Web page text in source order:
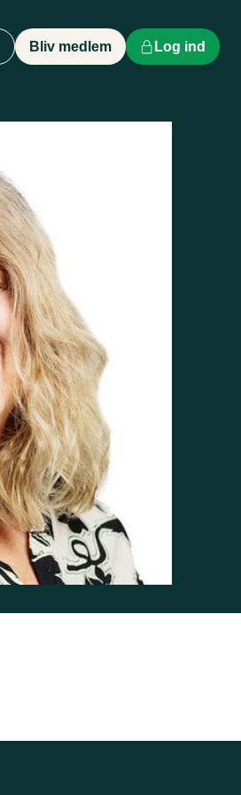
Bliv medlem Log ind